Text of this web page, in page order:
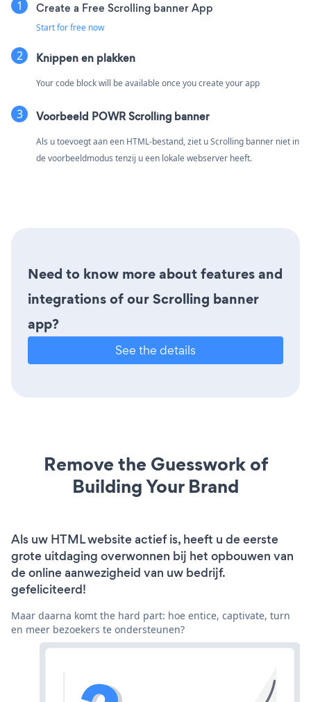
Create a Free Scrolling banner App
Start for free now
Knippen en plakken
Your code block will be available once you create your app
Voorbeeld POWR Scrolling banner
Als u toevoegt aan een HTML-bestand, ziet u Scrolling banner niet in
de voorbeeldmodus tenzij u een lokale webserver heeft.
Need to know more about features and
integrations of our Scrolling banner
app?
See the details
Remove the Guesswork of
Building Your Brand
Als uw HTML website actief is, heeft u de eerste
grote uitdaging overwonnen bij het opbouwen van
de online aanwezigheid van uw bedrijf.
gefeliciteerd!
Maar daarna komt the hard part: hoe entice, captivate, turn
en meer bezoekers te ondersteunen?